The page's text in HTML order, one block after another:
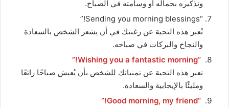
وتذكيره بجماله أو وسامته في الصباح.
“Sending you morning blessings!”
تُعبر هذه التحية عن رغبتك في أن يشعر الشخص بالسعادة
والنجاح والبركات في صباحه.
“Wishing you a fantastic morning!”
تعبر هذه التحية عن تمنياتك للشخص بأن يُعيش صباحًا رائعًا
ومليئًا بالإيجابية والسعادة.
“Good morning, my friend!”